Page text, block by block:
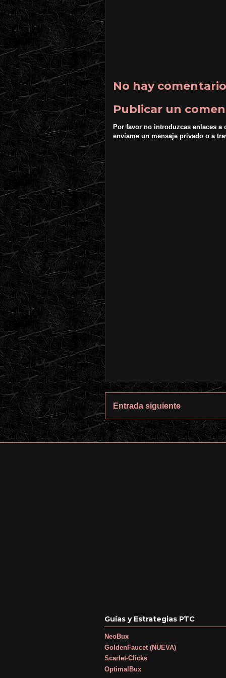
No hay
Publicar un
Por favor no introduzcas enlaces
envíame un mensaje privado o a
Entrada siguiente
Guías y Estrategias PTC
NeoBux
GoldenFaucet (NUEVA)
Scarlet-Clicks
OptimalBux